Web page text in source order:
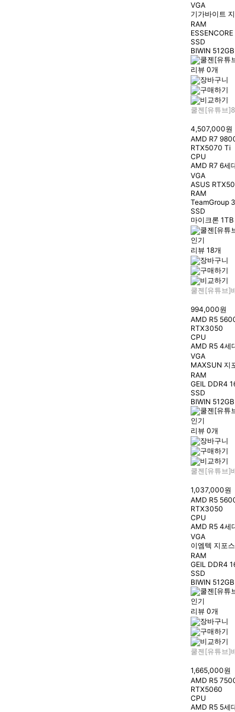
VGA
기가바이트
RAM
SSD
BIWIN
리뷰 0개
쿨젠[유튜브
4,507,000원
AMD R7
RTX5070 Ti
CPU
AMD R7 6세
VGA
ASUS
RAM
TeamGroup
SSD
마이크론
인기
리뷰 18개
쿨젠[유튜브]
994,000원
AMD R5
RTX3050
CPU
AMD R5 4세
VGA
MAXSUN 지
RAM
GEIL DDR4
SSD
BIWIN
인기
리뷰 0개
쿨젠[유튜브]
1,037,000원
AMD R5
RTX3050
CPU
AMD R5 4세
VGA
이엠텍 지포
RAM
GEIL DDR4
SSD
BIWIN
인기
리뷰 0개
쿨젠[유튜브]
1,665,000원
AMD R5
RTX5060
CPU
AMD R5 5세